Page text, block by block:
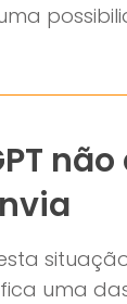
uma